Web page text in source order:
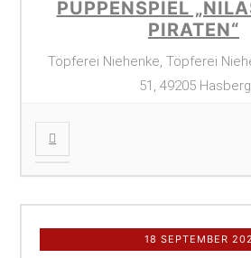
PUPPENSPIEL
PIRATEN“
Töpferei Niehenke, Töpferei
51, 49205
18 SEPTEMBER